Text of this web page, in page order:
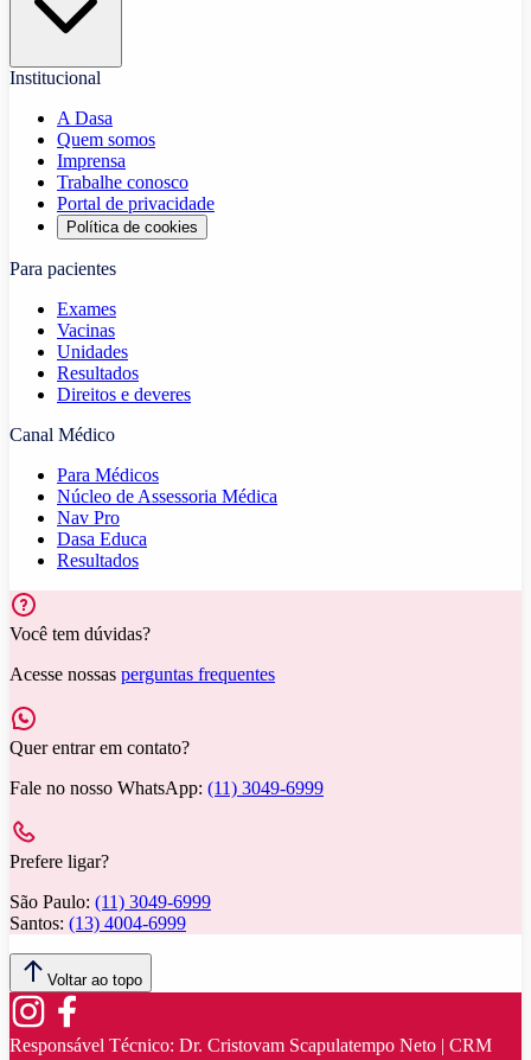
Institucional
A Dasa
Quem somos
Imprensa
Trabalhe conosco
Portal de privacidade
Política de cookies
Para pacientes
Exames
Vacinas
Unidades
Resultados
Direitos e deveres
Canal Médico
Para Médicos
Núcleo de Assessoria Médica
Nav Pro
Dasa Educa
Resultados
Você tem dúvidas?
Acesse nossas perguntas frequentes
Quer entrar em contato?
Fale no nosso WhatsApp: (11) 3049-6999
Prefere ligar?
São Paulo: (11) 3049-6999
Santos: (13) 4004-6999
Voltar ao topo
Responsável Técnico: Dr. Cristovam Scapulatempo Neto | CRM